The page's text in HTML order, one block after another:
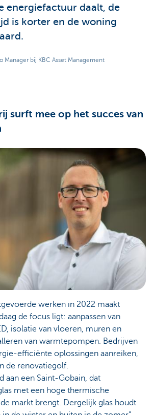
energiefactuur daalt, de
is korter en de woning
Manager bij KBC Asset Management
surft mee op het succes van
werken in 2022 maakt
de focus ligt: aanpassen van
isolatie van vloeren, muren en
van warmtepompen. Bedrijven
efficiënte oplossingen aanreiken,
de renovatiegolf.
aan een Saint-Gobain, dat
met een hoge thermische
markt brengt. Dergelijk glas houdt